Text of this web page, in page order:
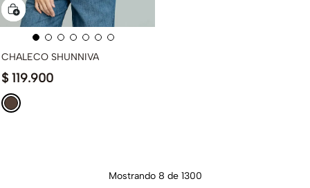
CHALECO SHUNNIVA
$ 119.900
Mostrando 8 de 1300